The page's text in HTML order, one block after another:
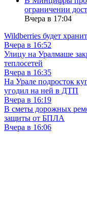
ограничении
Вчера в 17:04
Wildberries будет
Вчера в 16:52
Улицу на Уралмаше
теплосетей
Вчера в 16:35
На Урале подросток
угодил на ней в ДТП
Вчера в 16:19
В сметы дорожных
защиты от БПЛА
Вчера в 16:06